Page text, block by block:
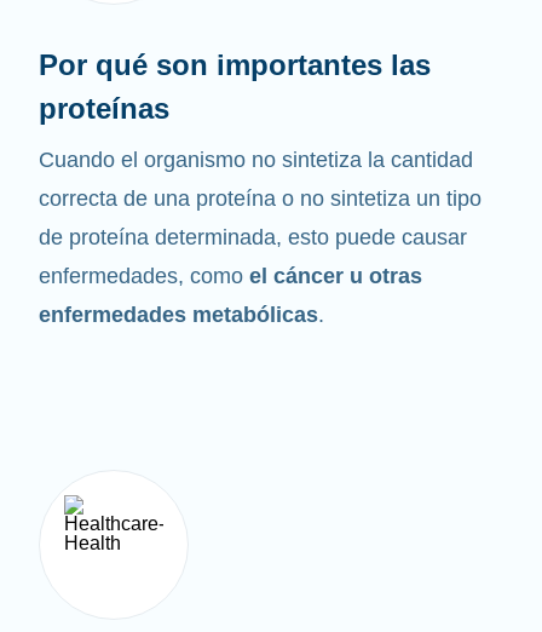
Por qué son importantes las
proteínas
Cuando el organismo no sintetiza la cantidad
correcta de una proteína o no sintetiza un tipo
de proteína determinada, esto puede causar
enfermedades, como el cáncer u otras
enfermedades metabólicas.